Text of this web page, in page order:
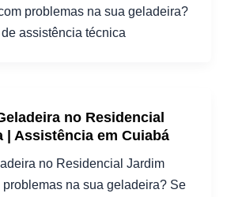
problemas na sua geladeira?
assistência técnica
no Residencial
| Assistência em Cuiabá
no Residencial Jardim
na sua geladeira? Se